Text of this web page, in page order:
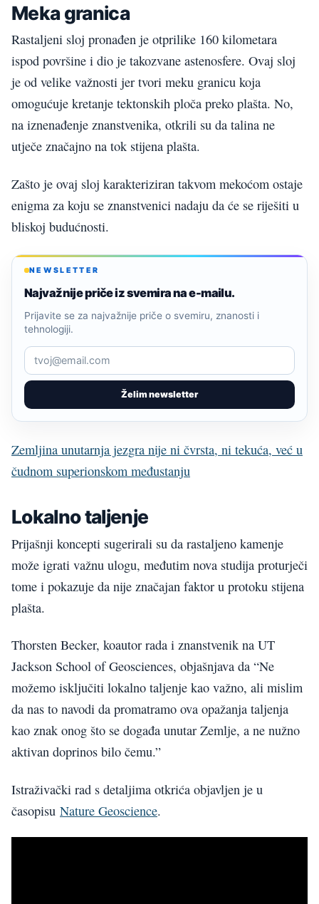
Meka granica
Rastaljeni sloj pronađen je otprilike 160 kilometara
ispod površine i dio je takozvane astenosfere. Ovaj sloj
je od velike važnosti jer tvori meku granicu koja
omogućuje kretanje tektonskih ploča preko plašta. No,
na iznenađenje znanstvenika, otkrili su da talina ne
utječe značajno na tok stijena plašta.
Zašto je ovaj sloj karakteriziran takvom mekoćom ostaje
enigma za koju se znanstvenici nadaju da će se riješiti u
bliskoj budućnosti.
NEWSLETTER
Najvažnije priče iz svemira na e-mailu.
Želim newsletter
Prijavite se za najvažnije priče o svemiru, znanosti i
tehnologiji.
Zemljina unutarnja jezgra nije ni čvrsta, ni tekuća, već u
čudnom superionskom međustanju
Lokalno taljenje
Prijašnji koncepti sugerirali su da rastaljeno kamenje
može igrati važnu ulogu, međutim nova studija proturječi
tome i pokazuje da nije značajan faktor u protoku stijena
plašta.
Thorsten Becker, koautor rada i znanstvenik na UT
Jackson School of Geosciences, objašnjava da “Ne
možemo isključiti lokalno taljenje kao važno, ali mislim
da nas to navodi da promatramo ova opažanja taljenja
kao znak onog što se događa unutar Zemlje, a ne nužno
aktivan doprinos bilo čemu.”
Istraživački rad s detaljima otkrića objavljen je u
časopisu Nature Geoscience.